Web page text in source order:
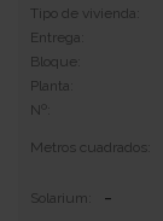
Tipo de vivienda:
Entrega:
Bloque:
Planta:
Nº:
Metros cuadrados:
Solarium: -